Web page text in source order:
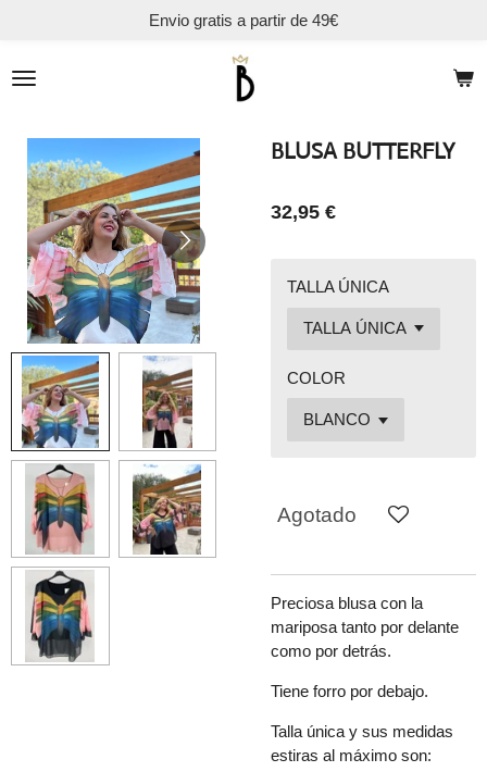
contenido
Envio gratis a partir de 49€
BLUSA BUTTERFLY
32,95 €
TALLA ÚNICA
COLOR
Agotado
Preciosa blusa con la
mariposa tanto por delante
como por detrás.
Tiene forro por debajo.
Talla única y sus medidas
estiras al máximo son: